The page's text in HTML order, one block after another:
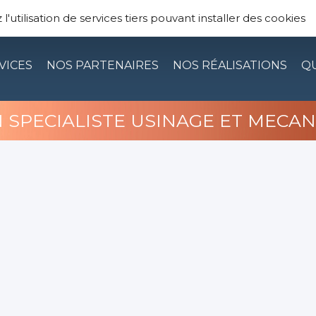
— TÔLERIE INDUSTRIELLE DE PRÉCISION —
NOS PARTENAIRES NOS RÉALISATIONS
USINAGE ET
de services tiers pouvant installer des cookies